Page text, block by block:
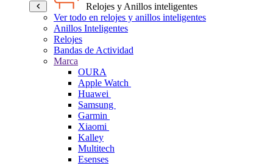
Relojes y Anillos inteligentes
Ver todo en relojes y anillos inteligentes
Anillos Inteligentes
Relojes
Bandas de Actividad
Marca
OURA
Apple Watch
Huawei
Samsung
Garmin
Xiaomi
Kalley
Multitech
Esenses